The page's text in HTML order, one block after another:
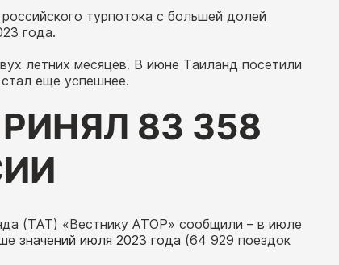
турпотока с большей долей
года.
летних месяцев. В июне Таиланд посетили
еще успешнее.
83 358
(ТАТ) «Вестнику АТОР» сообщили – в июле
значений июля 2023 года (64 929 поездок